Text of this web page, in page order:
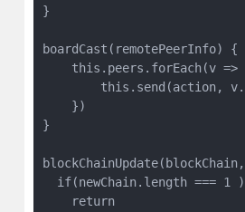
}
boardCast(remotePeerInfo) {
this.peers.forEach(v =>
this.send(action,
    })
}
if(newChain.length === 1
    return